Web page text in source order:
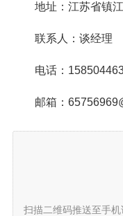
地址：江苏省镇
联系人：谈经理
电话：
邮箱：
扫描二维码推送至手机